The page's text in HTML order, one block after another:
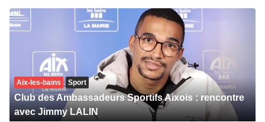
Aix-les-bains Sport
Club des Ambassadeurs Sportifs Aixois : rencontre
avec Jimmy LALIN